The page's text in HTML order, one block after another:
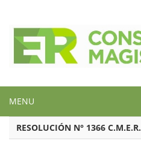
MENU
RESOLUCIÓN N° 1366 C.M.E.R.